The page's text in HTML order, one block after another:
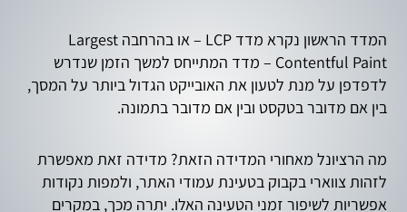
המדד הראשון נקרא מדד LCP – או בהרחבה Largest
Contentful Paint – מדד המתייחס למשך הזמן שנדרש
לדפדפן על מנת לטעון את האובייקט הגדול ביותר על המסך,
בין אם מדובר בטקסט ובין אם מדובר בתמונה.
מה הרציונל מאחורי המדידה הזאת? מדידה זאת מאפשרת
לזהות צווארי בקבוק בטעינת עמודי האתר, ולמפות נקודות
אפשריות לשיפור זמני הטעינה האלו. יתרה מכך, במקרים